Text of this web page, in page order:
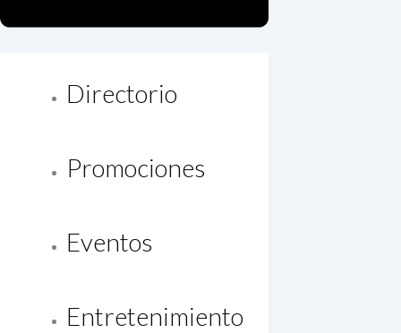
Directorio
Promociones
Eventos
Entretenimiento